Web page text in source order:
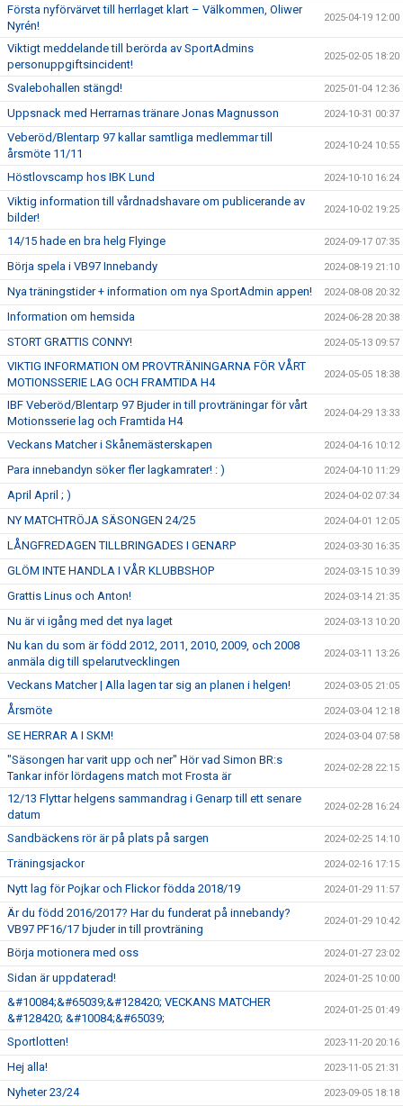
Första nyförvärvet till herrlaget klart – Välkommen, Oliwer
Nyrén!
2025-04-19 12:00
Viktigt meddelande till berörda av SportAdmins
personuppgiftsincident!
2025-02-05 18:20
Svalebohallen stängd! 2025-01-04 12:36
Uppsnack med Herrarnas tränare Jonas Magnusson 2024-10-31 00:37
Veberöd/Blentarp 97 kallar samtliga medlemmar till
årsmöte 11/11
2024-10-24 10:55
Höstlovscamp hos IBK Lund 2024-10-10 16:24
Viktig information till vårdnadshavare om publicerande av
bilder!
2024-10-02 19:25
14/15 hade en bra helg Flyinge 2024-09-17 07:35
Börja spela i VB97 Innebandy 2024-08-19 21:10
Nya träningstider + information om nya SportAdmin appen! 2024-08-08 20:32
Information om hemsida 2024-06-28 20:38
STORT GRATTIS CONNY! 2024-05-13 09:57
VIKTIG INFORMATION OM PROVTRÄNINGARNA FÖR VÅRT
MOTIONSSERIE LAG OCH FRAMTIDA H4
2024-05-05 18:38
IBF Veberöd/Blentarp 97 Bjuder in till provträningar för vårt
Motionsserie lag och Framtida H4
2024-04-29 13:33
Veckans Matcher i Skånemästerskapen 2024-04-16 10:12
Para innebandyn söker fler lagkamrater! : ) 2024-04-10 11:29
April April ; ) 2024-04-02 07:34
NY MATCHTRÖJA SÄSONGEN 24/25 2024-04-01 12:05
LÅNGFREDAGEN TILLBRINGADES I GENARP 2024-03-30 16:35
GLÖM INTE HANDLA I VÅR KLUBBSHOP 2024-03-15 10:39
Grattis Linus och Anton! 2024-03-14 21:35
Nu är vi igång med det nya laget 2024-03-13 10:20
Nu kan du som är född 2012, 2011, 2010, 2009, och 2008
anmäla dig till spelarutvecklingen
2024-03-11 13:26
Veckans Matcher | Alla lagen tar sig an planen i helgen! 2024-03-05 21:05
Årsmöte 2024-03-04 12:18
SE HERRAR A I SKM! 2024-03-04 07:58
"Säsongen har varit upp och ner" Hör vad Simon BR:s
Tankar inför lördagens match mot Frosta är
2024-02-28 22:15
12/13 Flyttar helgens sammandrag i Genarp till ett senare
datum
2024-02-28 16:24
Sandbäckens rör är på plats på sargen 2024-02-25 14:10
Träningsjackor 2024-02-16 17:15
Nytt lag för Pojkar och Flickor födda 2018/19 2024-01-29 11:57
Är du född 2016/2017? Har du funderat på innebandy?
VB97 PF16/17 bjuder in till provträning
2024-01-29 10:42
Börja motionera med oss 2024-01-27 23:02
Sidan är uppdaterad! 2024-01-25 10:00
&#10084;&#65039;&#128420; VECKANS MATCHER
&#128420; &#10084;&#65039;
2024-01-25 01:49
Sportlotten! 2023-11-20 20:16
Hej alla! 2023-11-05 21:31
Nyheter 23/24 2023-09-05 18:18